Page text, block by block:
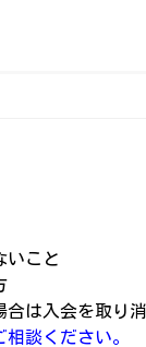
いこと
は入会を取り
談ください。